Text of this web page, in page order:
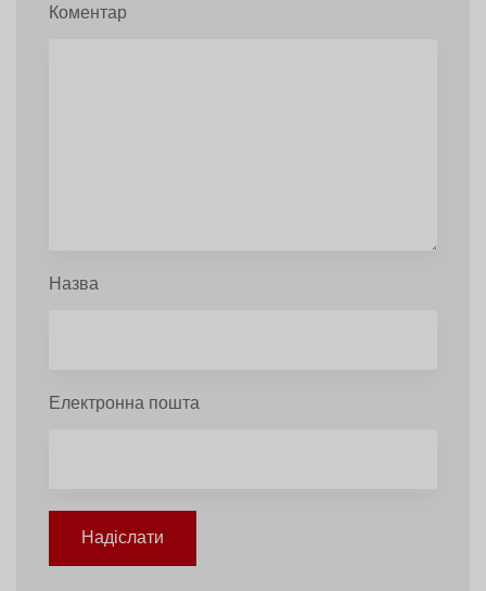
Коментар
Назва
Електронна пошта
Надіслати